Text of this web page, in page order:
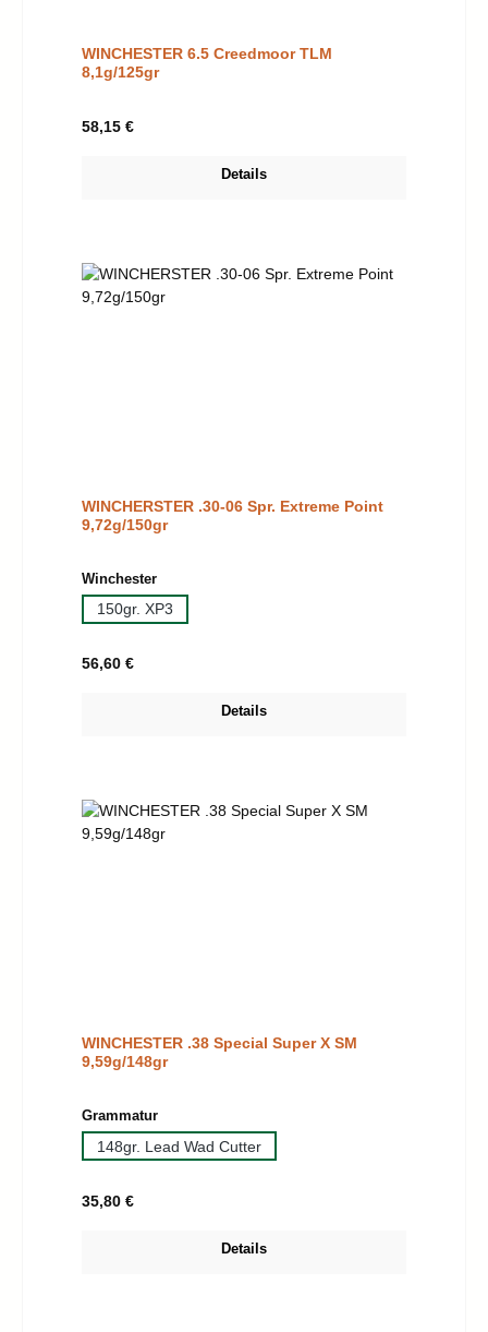
WINCHESTER 6.5 Creedmoor TLM
8,1g/125gr
Regulärer Preis:
58,15 €
Details
WINCHERSTER .30-06 Spr. Extreme Point
9,72g/150gr
Winchesterauswählen
150gr. XP3
Regulärer Preis:
56,60 €
Details
WINCHESTER .38 Special Super X SM
9,59g/148gr
Grammaturauswählen
148gr. Lead Wad Cutter
Regulärer Preis:
35,80 €
Details